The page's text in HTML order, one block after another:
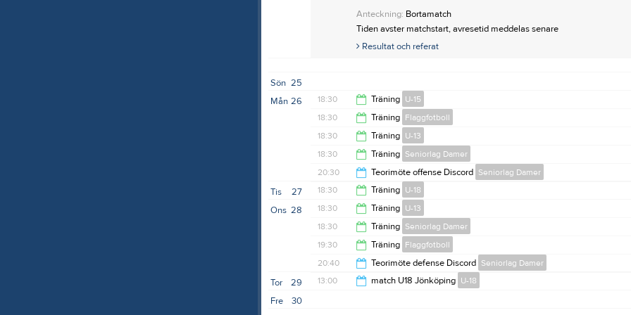
Anteckning: Bortamatch
Tiden avster matchstart, avresetid meddelas senare
Resultat och referat
25
Sön
26
Mån 18:30 Träning U-15
20:00
18:30 Träning Flaggfotboll
20:00
18:30 Träning U-13
20:00
18:30 Träning Seniorlag Damer
20:00
20:30 Teorimöte offense Discord Seniorlag Damer
21:30
27
Tis 18:30 Träning U-18
20:00
28
Ons 18:30 Träning U-13
20:00
18:30 Träning Seniorlag Damer
20:00
19:30 Träning Flaggfotboll
21:30
20:40 Teorimöte defense Discord Seniorlag Damer
29
Tor 13:00 match U18 Jönköping U-18
30
Fre